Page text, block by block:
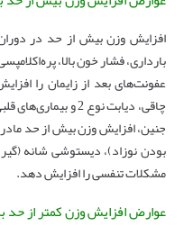
افزایش وزن بیش از حد در دوران
بارداری، فشار خون بالا،
عفونت‌های بعد از زایمان را
چاقی، دیابت نوع 2 و
جنین، افزایش وزن بیش از حد
بودن نوزاد)، دیستوشی شانه
مشکلات تنفسی را افزایش دهد.
عوارض افزایش وزن کمتر از حد